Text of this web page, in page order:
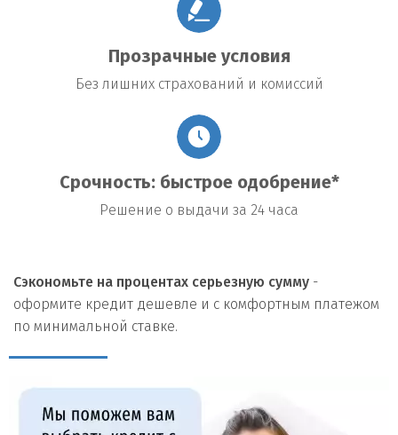
Прозрачные условия
Без лишних страхований и комиссий
Срочность: быстрое одобрение*
Решение о выдачи за 24 часа
Сэкономьте на процентах серьезную сумму -
оформите кредит дешевле и с комфортным платежом
по минимальной ставке.